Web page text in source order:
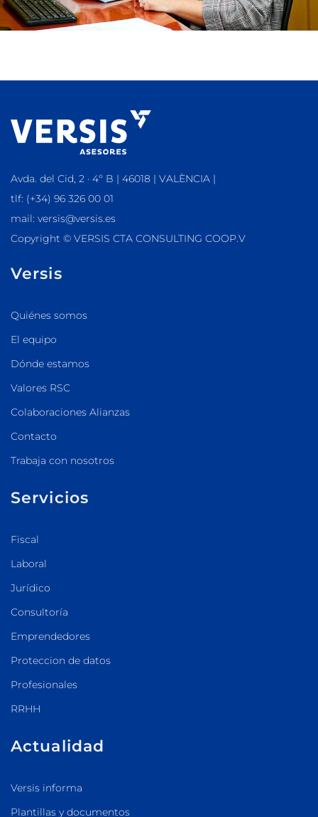
Avda. del Cid, 2 · 4º B | 46018 | VALÈNCIA |
tlf: (+34) 96 326 00 01
mail: versis@versis.es
Copyright © VERSIS CTA CONSULTING COOP.V
Versis
Quiénes somos
El equipo
Dónde estamos
Valores RSC
Colaboraciones Alianzas
Contacto
Trabaja con nosotros
Servicios
Fiscal
Laboral
Jurídico
Consultoría
Emprendedores
Proteccion de datos
Profesionales
RRHH
Actualidad
Versis informa
Plantillas y documentos